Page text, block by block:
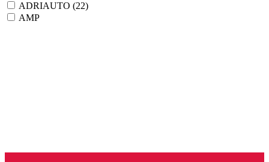
ADRIAUTO (22)
AMP